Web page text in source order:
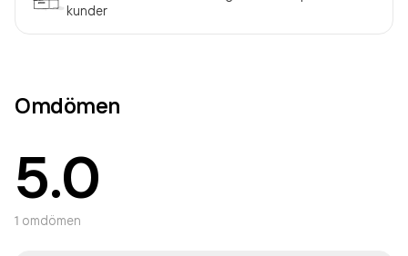
kunder
Omdömen
5.0
1 omdömen